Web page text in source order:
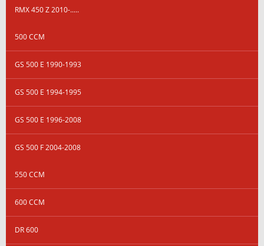
RMX 450 Z 2010-.....
500 CCM
GS 500 E 1990-1993
GS 500 E 1994-1995
GS 500 E 1996-2008
GS 500 F 2004-2008
550 CCM
600 CCM
DR 600